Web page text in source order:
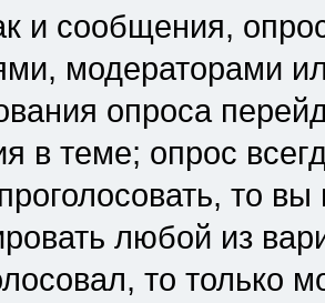
и сообщения,
модераторами
опроса
в теме; опрос
то
любой из
то только